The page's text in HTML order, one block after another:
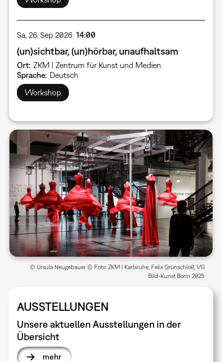
Sa, 26. Sep 2026 14:00
(un)sichtbar, (un)hörbar, unaufhaltsam
Ort ZKM | Zentrum für Kunst und Medien
Sprache Deutsch
Workshop
AUSSTELLUNGEN
Unsere aktuellen Ausstellungen in der
Übersicht
mehr
© Ursula Neugebauer © Foto: ZKM | Karlsruhe, Felix Grünschloß, VG
Bild-Kunst Bonn 2025